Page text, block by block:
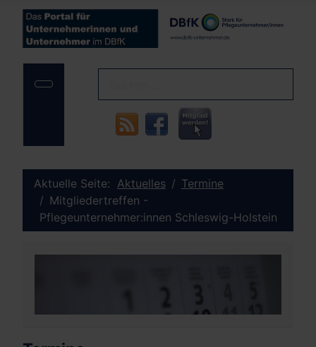
Aktuelle Seite: Aktuelles
Termine
Mitgliedertreffen -
Pflegeunternehmer:innen Schleswig-Holstein